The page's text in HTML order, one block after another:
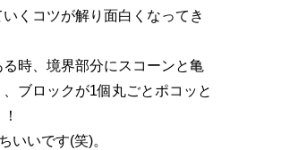
いくコツが解り面白くなってき
時、境界部分にスコーンと亀
、ブロックが1個丸ごとポコッと
いいです(笑)。